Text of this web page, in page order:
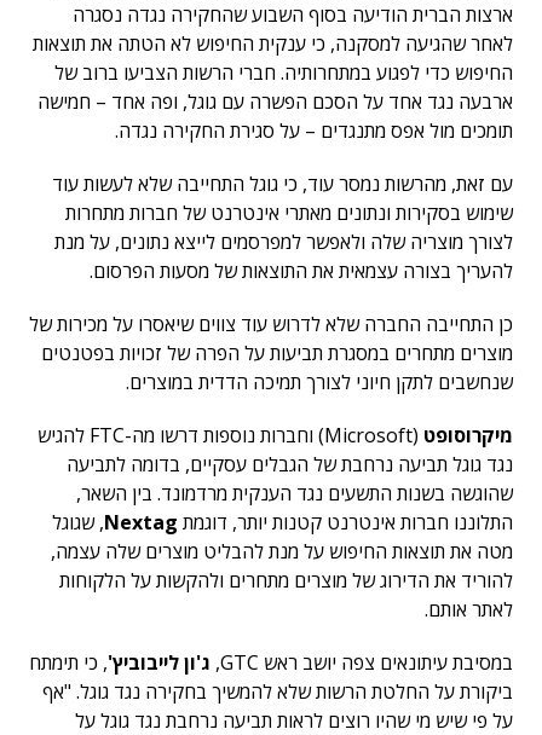
ארצות הברית הודיעה בסוף השבוע שהחקירה נגדה נסגרה
לאחר שהגיעה למסקנה, כי ענקית החיפוש לא הטתה את תוצאות
החיפוש כדי לפגוע במתחרותיה. חברי הרשות הצביעו ברוב של
ארבעה נגד אחד על הסכם הפשרה עם גוגל, ופה אחד – חמישה
תומכים מול אפס מתנגדים – על סגירת החקירה נגדה.
עם זאת, מהרשות נמסר עוד, כי גוגל התחייבה שלא לעשות עוד
שימוש בסקירות ונתונים מאתרי אינטרנט של חברות מתחרות
לצורך מוצריה שלה ולאפשר למפרסמים לייצא נתונים, על מנת
להעריך בצורה עצמאית את התוצאות של מסעות הפרסום.
כן התחייבה החברה שלא לדרוש עוד צווים שיאסרו על מכירות של
מוצרים מתחרים במסגרת תביעות על הפרה של זכויות בפטנטים
שנחשבים לתקן חיוני לצורך תמיכה הדדית במוצרים.
מיקרוסופט
(Microsoft) וחברות נוספות דרשו מה-FTC להגיש
נגד גוגל תביעה נרחבת של הגבלים עסקיים, בדומה לתביעה
שהוגשה בשנות התשעים נגד הענקית מרדמונד. בין השאר,
התלוננו חברות אינטרנט קטנות יותר, דוגמת Nextag, שגוגל
מטה את תוצאות החיפוש על מנת להבליט מוצרים שלה עצמה,
להוריד את הדירוג של מוצרים מתחרים ולהקשות על הלקוחות
לאתר אותם.
במסיבת עיתונאים צפה יושב ראש GTC,
ג'ון לייבוביץ', כי תימתח
ביקורת על החלטת הרשות שלא להמשיך בחקירה נגד גוגל. "אף
על פי שיש מי שהיו רוצים לראות תביעה נרחבת נגד גוגל על